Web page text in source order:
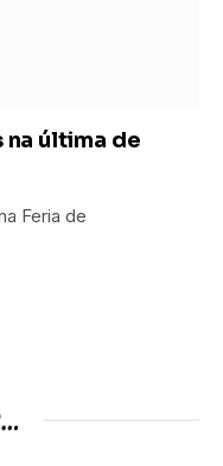
na última de
Feria de